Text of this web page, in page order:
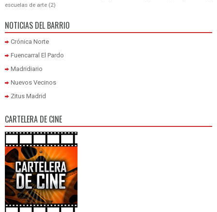
escuelas de arte (2)
NOTICIAS DEL BARRIO
Crónica Norte
Fuencarral El Pardo
Madridiario
Nuevos Vecinos
Zitus Madrid
CARTELERA DE CINE